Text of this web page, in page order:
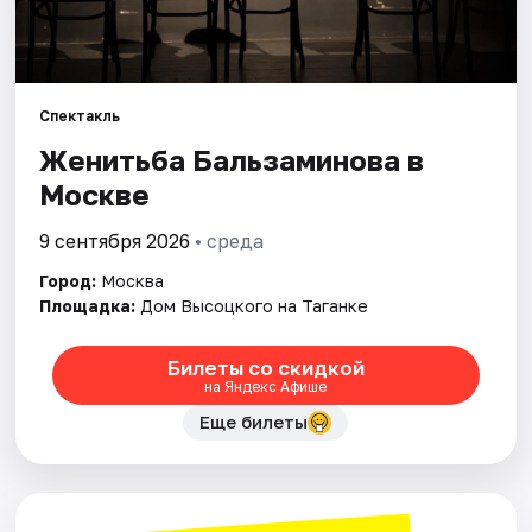
Города
Площадки
Артисты
Спектакль
Женитьба Бальзаминова в
Москве
9 сентября 2026 • среда
Город: Москва
Площадка: Дом Высоцкого на Таганке
Билеты со скидкой
на Яндекс Афише
Еще билеты